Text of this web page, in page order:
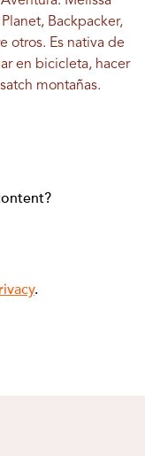
Backpacker,
otros. Es nativa de
en bicicleta, hacer
montañas.